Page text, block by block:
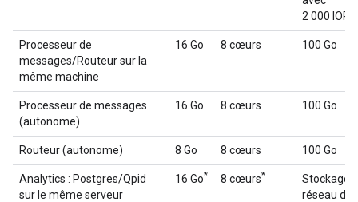
2 000 IOPS
Processeur de
messages/Routeur sur la
même machine
16 Go 8 cœurs 100 Go
Processeur de messages
(autonome)
16 Go 8 cœurs 100 Go
Routeur (autonome) 8 Go 8 cœurs 100 Go
Analytics : Postgres/Qpid
sur le même serveur
16 Go* 8 cœurs*
Stockage
réseau de